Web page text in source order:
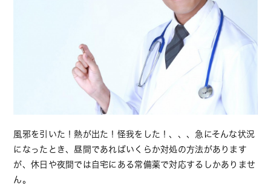
風邪を引いた！熱が出た！怪我をした！、、、急にそんな状況
になったとき、昼間であればいくらか対処の方法があります
が、休日や夜間では自宅にある常備薬で対応するしかありませ
ん。